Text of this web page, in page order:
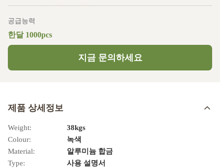
공급능력
한달 1000pcs
지금 문의하세요
제품 상세정보
Weight:
38kgs
Colour:
녹색
Material:
알루미늄 합금
Type:
사용 설명서